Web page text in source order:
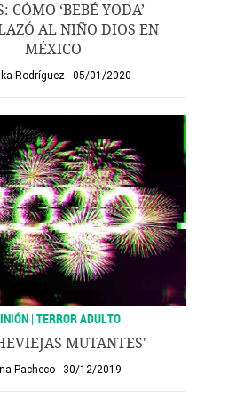
CÓMO ‘BEBÉ YODA’
AL NIÑO DIOS EN
MÉXICO
Rodríguez 05/01/2020
| TERROR ADULTO
MUTANTES'
Pacheco 30/12/2019